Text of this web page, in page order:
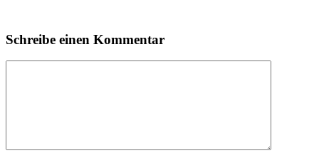
Schreibe einen Kommentar